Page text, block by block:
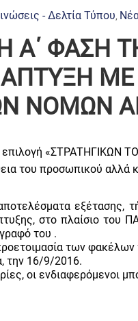
- Δελτία Τύπου‚
Α΄ ΦΑΣΗ
ΝΟΜΩΝ
επιλογή
του προσωπικού αλλά
εξέτασης,
στο πλαίσιο του
του .
των φακέλων
την 16/9/2016.
οι ενδιαφερόμενοι